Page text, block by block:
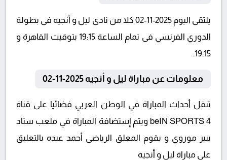
يلتقى اليوم 2025-11-02 كلا من نادى ليل و أنجيه فى بطولة
الدوري الفرنسي فى تمام الساعة 19:15 بتوقيت القاهرة و
19:15.
معلومات عن مباراة ليل و أنجيه 2025-11-02
تنقل أحداث المباراة في الوطن العربي فضائيا على قناة
beIN SPORTS 4 ويتم إستضافة المباراة في ملعب ستاد
بيير موروي و يقوم المعلق الرياضى أحمد عبده بالتعليق
على مباراة ليل و أنجيه